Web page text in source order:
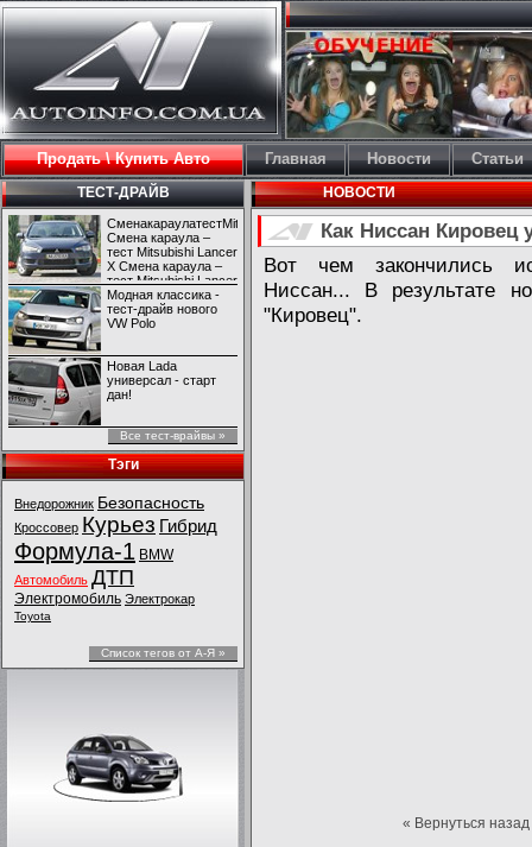
Продать \ Купить Авто Главная Новости Статьи
ТЕСТ-ДРАЙВ
СменакараулатестMitsubishiLancerX
Смена караула –
тест Mitsubishi Lancer
X Смена караула –
тест Mitsubishi Lancer
X
Модная классика -
тест-драйв нового
VW Polo
Новая Lada
универсал - старт
дан!
Все тест-врайвы »
Тэги
Внедорожник Безопасность
Кроссовер Курьез Гибрид
Формула-1 BMW
Автомобиль ДТП
Электромобиль Электрокар
Toyota
Список тегов от А-Я »
НОВОСТИ
Как Ниссан Кировец
Вот чем закончились
Ниссан... В результате
"Кировец".
« Вернуться назад